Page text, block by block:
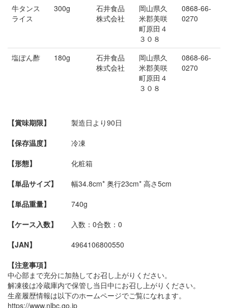
牛タンス
ライス
300g
石井食品
株式会社
岡山県久
米郡美咲
町原田４
３０８
0868-66-
0270
塩ぽん酢 180g
石井食品
株式会社
岡山県久
米郡美咲
町原田４
３０８
0868-66-
0270
【賞味期限】
製造日より90日
【保存温度】
冷凍
【形態】
化粧箱
【単品サイズ】
幅34.8cm* 奥行23cm* 高さ5cm
【単品重量】
740g
【ケース入数】
入数：0合数：0
【JAN】
4964106800550
【注意事項】
中心部まで充分に加熱してお召し上がりください。
解凍後は冷蔵庫内で保管し当日中にお召し上がりください。
生産履歴情報は以下のホームページでご覧になれます。
https://www.nlbc.go.jp